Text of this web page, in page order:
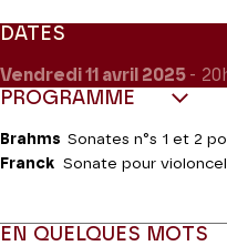
DATES
Vendredi 11 avril 2025 -
PROGRAMME
Brahms Sonates n°s 1 et 2
Franck Sonate pour
EN QUELQUES MOTS